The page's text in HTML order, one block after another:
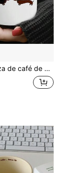
amigos, colegas y familiares, adecuada para tomar el té de la tarde en la oficina, té, café, bebidas frías, tazas de agua y leche, material de cerámica reutilizable, también adecuada para regalos creativos de fiesta.